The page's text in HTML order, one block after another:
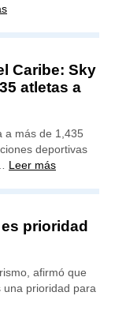
Caribe: Sky
atletas a
a más de 1,435
deportivas
Leer más
prioridad
afirmó que
prioridad para